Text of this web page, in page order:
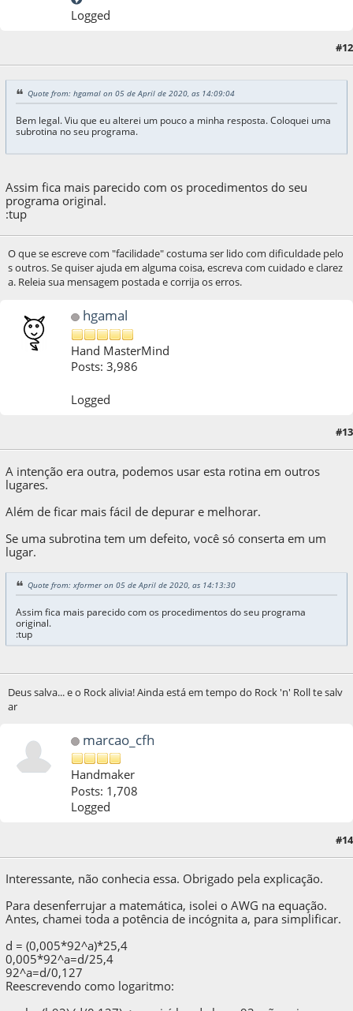
Logged
#12
Quote from: hgamal on 05 de April de 2020, as 14:09:04
Bem legal. Viu que eu alterei um pouco a minha resposta. Coloquei uma
subrotina no seu programa.
Assim fica mais parecido com os procedimentos do seu
programa original.
:tup
O que se escreve com "facilidade" costuma ser lido com dificuldade pelo
s outros. Se quiser ajuda em alguma coisa, escreva com cuidado e clarez
a. Releia sua mensagem postada e corrija os erros.
hgamal
Hand MasterMind
Posts: 3,986
Logged
#13
A intenção era outra, podemos usar esta rotina em outros
lugares.
Além de ficar mais fácil de depurar e melhorar.
Se uma subrotina tem um defeito, você só conserta em um
lugar.
Quote from: xformer on 05 de April de 2020, as 14:13:30
Assim fica mais parecido com os procedimentos do seu programa
original.
:tup
Deus salva... e o Rock alivia! Ainda está em tempo do Rock 'n' Roll te salv
ar
marcao_cfh
Handmaker
Posts: 1,708
Logged
#14
Interessante, não conhecia essa. Obrigado pela explicação.
Para desenferrujar a matemática, isolei o AWG na equação.
Antes, chamei toda a potência de incógnita a, para simplificar.
d = (0,005*92^a)*25,4
0,005*92^a=d/25,4
92^a=d/0,127
Reescrevendo como logaritmo: